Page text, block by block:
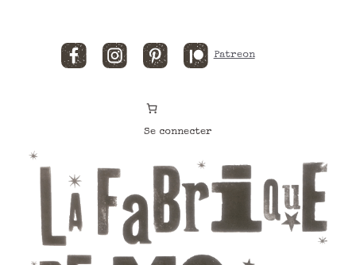
FacebookInstagramPinterestPatreon
Se connecter